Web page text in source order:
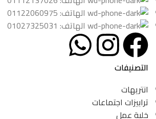
الهاتف: 01122060975
الهاتف: 01027325031
التصنيفات
انتريهات
ترابيزات اجتماعات
خلية عمل